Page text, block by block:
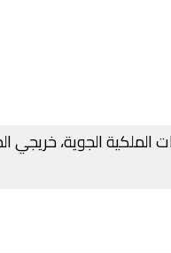
الجوية، خريجي